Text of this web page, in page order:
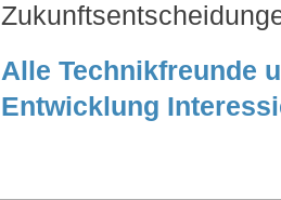
Alle Technikfreunde
Entwicklung